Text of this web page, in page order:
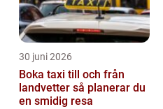
30 juni 2026
Boka taxi till och från
landvetter så planerar du
en smidig resa